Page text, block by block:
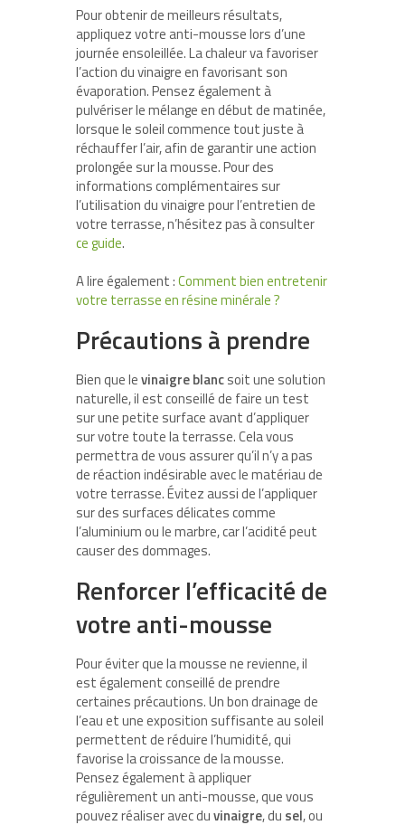
Pour obtenir de meilleurs résultats,
appliquez votre anti-mousse lors d’une
journée ensoleillée. La chaleur va favoriser
l’action du vinaigre en favorisant son
évaporation. Pensez également à
pulvériser le mélange en début de matinée,
lorsque le soleil commence tout juste à
réchauffer l’air, afin de garantir une action
prolongée sur la mousse. Pour des
informations complémentaires sur
l’utilisation du vinaigre pour l’entretien de
votre terrasse, n’hésitez pas à consulter
ce guide.
A lire également :Comment bien entretenir
votre terrasse en résine minérale ?
Précautions à prendre
Bien que levinaigre blancsoit une solution
naturelle, il est conseillé de faire un test
sur une petite surface avant d’appliquer
sur votre toute la terrasse. Cela vous
permettra de vous assurer qu’il n’y a pas
de réaction indésirable avec le matériau de
votre terrasse. Évitez aussi de l’appliquer
sur des surfaces délicates comme
l’aluminium ou le marbre, car l’acidité peut
causer des dommages.
Renforcer l’efficacité de
votre anti-mousse
Pour éviter que la mousse ne revienne, il
est également conseillé de prendre
certaines précautions. Un bon drainage de
l’eau et une exposition suffisante au soleil
permettent de réduire l’humidité, qui
favorise la croissance de la mousse.
Pensez également à appliquer
régulièrement un anti-mousse, que vous
pouvez réaliser avec duvinaigre, du sel, ou